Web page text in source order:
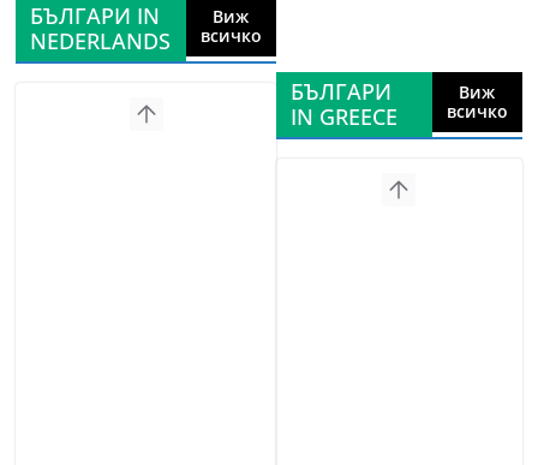
БЪЛГАРИ IN
NEDERLANDS
Виж
всичко
БЪЛГАРИ
IN GREECE
Виж
всичко